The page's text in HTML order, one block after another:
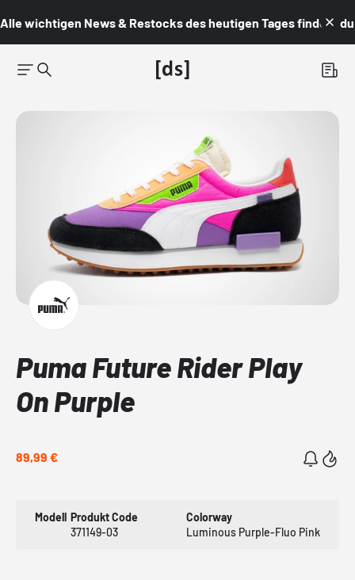
Alle wichtigen News & Restocks des heutigen Tages findest du
Puma Future Rider Play
On Purple
89,99 €
Modell Produkt Code
371149-03
Colorway
Luminous Purple-Fluo Pink